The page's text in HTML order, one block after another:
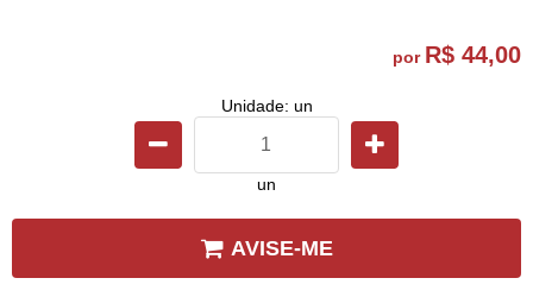
por R$ 44,00
Unidade: un
un
AVISE-ME